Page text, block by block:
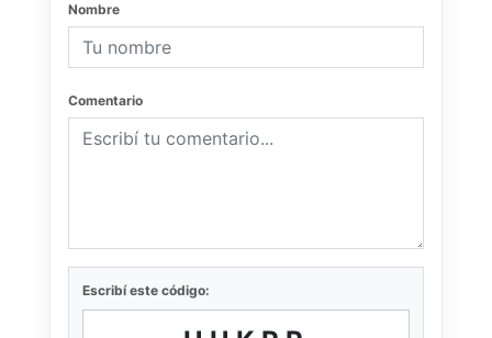
Nombre
Comentario
Escribí este código: